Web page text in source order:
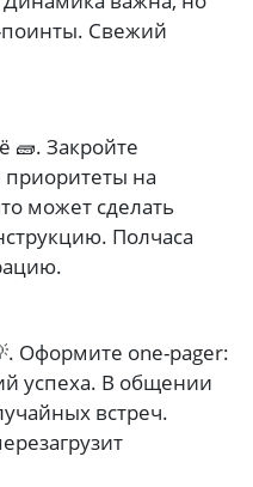
поинты. Свежий
🧱. Закройте
на
может сделать
Полчаса
Оформите one-pager:
успеха. В общении
встреч.